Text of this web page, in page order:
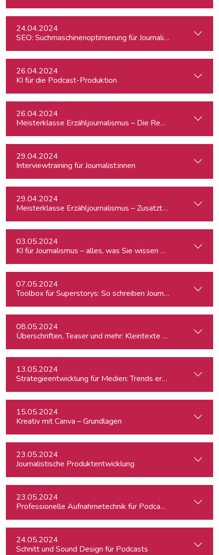
24.04.2024
SEO: Suchmaschinenoptimierung für Journalist:innen
26.04.2024
KI für die Podcast-Produktion
26.04.2024
Meisterklasse Erzähljournalismus – Die
29.04.2024
Interviewtraining für Journalist:innen
29.04.2024
Meisterklasse Erzähljournalismus – Zusatztermin
03.05.2024
KI für Journalismus – alles, was Sie wissen müssen
07.05.2024
Toolbox für Superstorys: So schreiben Journalist:innen
08.05.2024
Überschriften, Teaser und mehr: Kleintexte einfach besser
13.05.2024
Strategieentwicklung für Medien: Trends erkennen &
15.05.2024
Kreativ mit Canva – Grundlagen
23.05.2024
Journalistische Produktentwicklung
23.05.2024
Professionelle Aufnahmetechnik für Podcasts
24.05.2024
Schnitt und Sound Design für Podcasts